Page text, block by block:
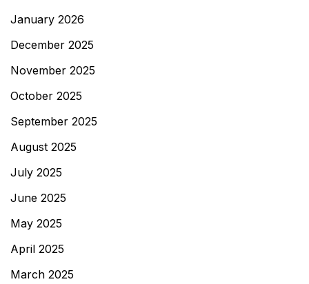
January 2026
December 2025
November 2025
October 2025
September 2025
August 2025
July 2025
June 2025
May 2025
April 2025
March 2025